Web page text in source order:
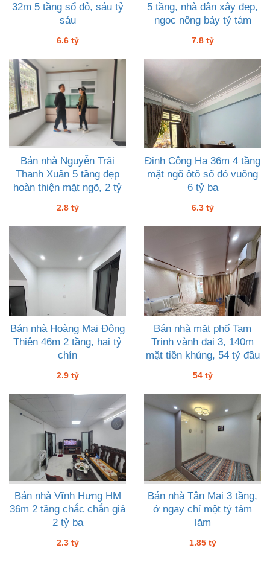
32m 5 tầng sổ đỏ, sáu tỷ
sáu
6.6 tỷ
5 tầng, nhà dân xây đẹp,
ngoc nông bảy tỷ tám
7.8 tỷ
Bán nhà Nguyễn Trãi
Thanh Xuân 5 tầng đẹp
hoàn thiện mặt ngõ, 2 tỷ
2.8 tỷ
Định Công Hạ 36m 4 tầng
mặt ngõ ôtô sổ đỏ vuông
6 tỷ ba
6.3 tỷ
Bán nhà Hoàng Mai Đông
Thiên 46m 2 tầng, hai tỷ
chín
2.9 tỷ
Bán nhà mặt phố Tam
Trinh vành đai 3, 140m
mặt tiền khủng, 54 tỷ đầu
54 tỷ
Bán nhà Vĩnh Hưng HM
36m 2 tầng chắc chắn giá
2 tỷ ba
2.3 tỷ
Bán nhà Tân Mai 3 tầng,
ở ngay chỉ một tỷ tám
lăm
1.85 tỷ